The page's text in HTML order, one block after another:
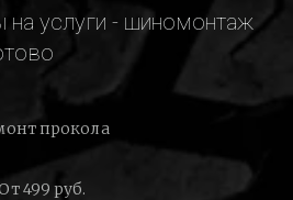
на услуги - шиномонтаж
прокола
499 руб.